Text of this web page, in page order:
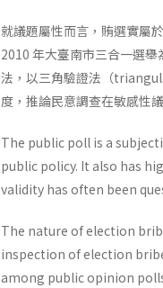
就議題屬性而言，賄選實屬
2010 年大臺南市三合一選
法，以三角驗證法（
度，推論民意調查在敏感性
The public poll is a
public policy. It also has
validity has often been
The nature of election
inspection of election
among public opinion